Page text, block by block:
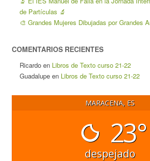
de Partículas 🔬
🎨 Grandes Mujeres Dibujadas por Grandes
COMENTARIOS RECIENTES
Ricardo en Libros de Texto curso 21-22
Guadalupe en Libros de Texto curso 21-22
MARACENA, ES
23°
despejado